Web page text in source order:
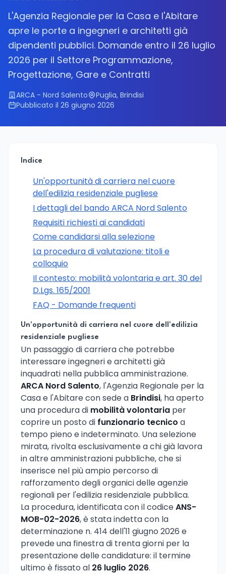
L'Agenzia Regionale per la Casa e l'Abitare
apre le porte a ingegneri e architetti già
dipendenti pubblici. Domande entro il 26 luglio
2026 per il Settore Programmazione,
Progettazione, Gare e Contratti
ARCA - Nord Salento
Puglia, Brindisi
Pubblicato il 26 giugno 2026
Indice
Un'opportunità di carriera nel cuore
dell'edilizia residenziale pugliese
I dettagli del bando ARCA Nord Salento
Requisiti richiesti ai candidati
Come candidarsi alla selezione
La procedura di valutazione: titoli e
colloquio
Il contesto: mobilità volontaria e art. 30 del
D.Lgs. 165/2001
FAQ - Domande frequenti
Un'opportunità di carriera nel cuore dell'edilizia
residenziale pugliese
Un passaggio di carriera che potrebbe
interessare ingegneri e architetti già
inquadrati nella pubblica amministrazione.
ARCA Nord Salento, l'Agenzia Regionale per la
Casa e l'Abitare con sede a Brindisi, ha aperto
una procedura di mobilità volontaria per
coprire un posto di funzionario tecnico a
tempo pieno e indeterminato. Una selezione
mirata, rivolta esclusivamente a chi già lavora
in altre amministrazioni pubbliche, che si
inserisce nel più ampio percorso di
rafforzamento degli organici delle agenzie
regionali per l'edilizia residenziale pubblica.
La procedura, identificata con il codiceANS-
MOB-02-2026, è stata indetta con la
determinazione n. 414 dell'11 giugno 2026 e
prevede una finestra di trenta giorni per la
presentazione delle candidature: il termine
ultimo è fissato al 26 luglio 2026.